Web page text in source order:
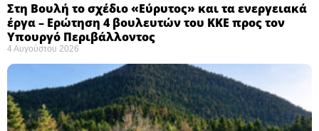
Στη Βουλή το σχέδιο «Εύρυτος» και τα ενεργειακά
έργα – Ερώτηση 4 βουλευτών του ΚΚΕ προς τον
Υπουργό Περιβάλλοντος
4 Αυγούστου 2026